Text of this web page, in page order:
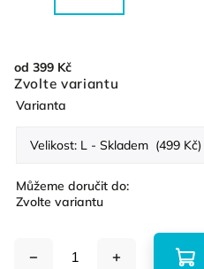
od 399 Kč
Zvolte variantu
Varianta
Můžeme doručit do:
Zvolte variantu